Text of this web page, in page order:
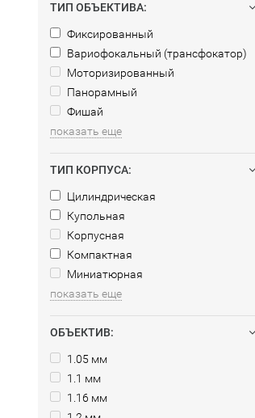
ТИП ОБЪЕКТИВА:
Фиксированный
Вариофокальный (трансфокатор)
Моторизированный
Панорамный
Фишай
показать еще
ТИП КОРПУСА:
Цилиндрическая
Купольная
Корпусная
Компактная
Миниатюрная
показать еще
ОБЪЕКТИВ:
1.05 мм
1.1 мм
1.16 мм